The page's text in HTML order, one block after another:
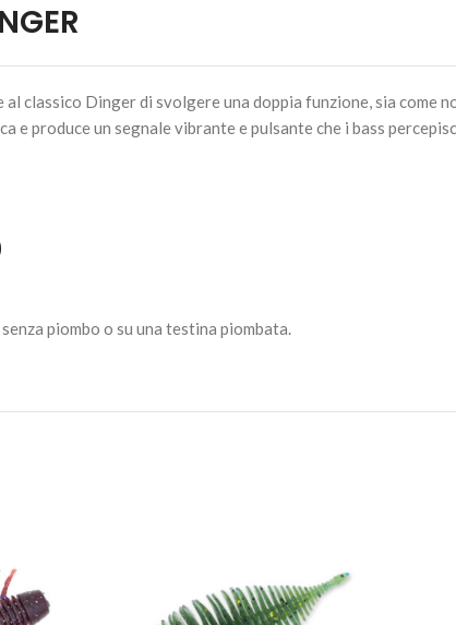
classico Dinger di svolgere una doppia funzione, sia come
e produce un segnale vibrante e pulsante che i bass
piombo o su una testina piombata.